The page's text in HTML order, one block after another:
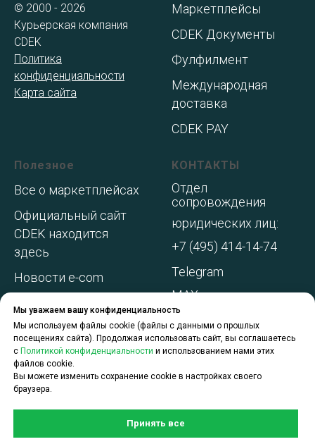
Мы уважаем вашу конфиденциальность
Мы используем файлы cookie (файлы с данными о прошлых
посещениях сайта). Продолжая использовать сайт, вы соглашаетесь
с Политикой конфиденциальности и использованием нами этих
файлов cookie.
Вы можете изменить сохранение cookie в настройках своего
браузера.
Принять все
© 2000 - 2026
Курьерская компания
CDEK
Политика
конфиденциальности
Карта сайта
Маркетплейсы
CDEK Документы
Фулфилмент
Международная
доставка
CDEK PAY
Полезное
Все о маркетплейсах
Официальный сайт
CDEK находится
здесь
Новости e-com
Акции и
спецпредложения
О компании
КОНТАКТЫ
Отдел
сопровождения
юридических лиц:
+7 (495) 414-14-74
Telegram
MAX